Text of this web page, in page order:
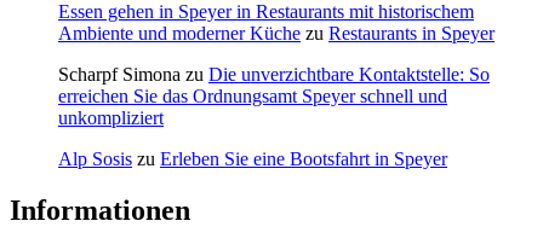
Essen gehen in Speyer in Restaurants mit historischem
Ambiente und moderner Küche zu Restaurants in Speyer
Scharpf Simona zu Die unverzichtbare Kontaktstelle: So
erreichen Sie das Ordnungsamt Speyer schnell und
unkompliziert
Alp Sosis zu Erleben Sie eine Bootsfahrt in Speyer
Informationen